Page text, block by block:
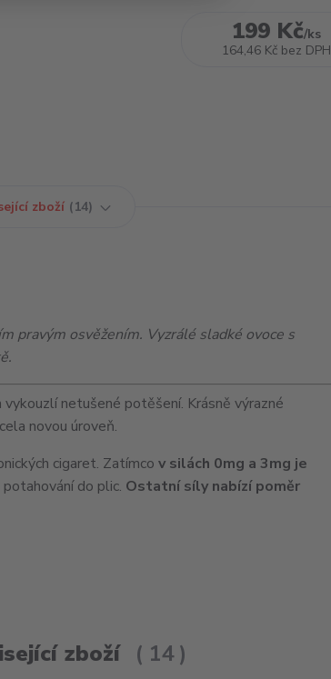
199 Kč/ks
164,46 Kč bez DPH
zboží 14
pravým osvěžením. Vyzrálé sladké ovoce s
netušené potěšení. Krásně výrazné
novou úroveň.
cigaret. Zatímco v silách 0mg a 3mg je
do plic. Ostatní síly nabízí poměr
zboží 14